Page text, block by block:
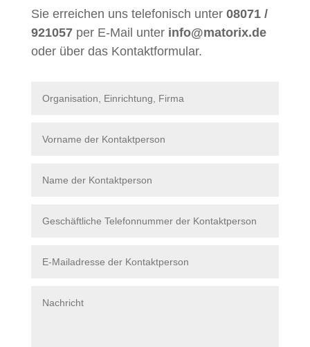
Sie erreichen uns telefonisch unter08071 /
921057per E-Mail unter info@matorix.de
oder über das Kontaktformular.